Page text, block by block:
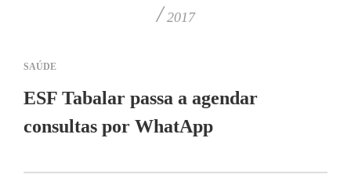
/ 2017
SAÚDE
ESF Tabalar passa a agendar
consultas por WhatApp